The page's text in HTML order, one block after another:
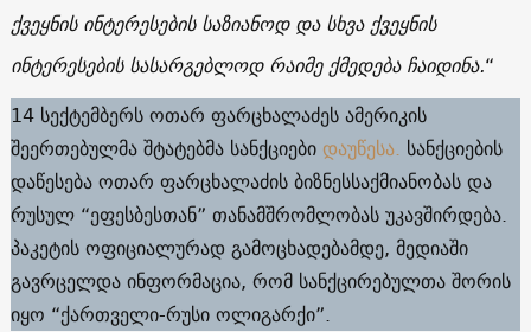
ქვეყნის ინტერესების საზიანოდ და სხვა ქვეყნის
ინტერესების სასარგებლოდ რაიმე ქმედება ჩაიდინა.“
14 სექტემბერს ოთარ ფარცხალაძეს ამერიკის
შეერთებულმა შტატებმა სანქციები დაუწესა. სანქციების
დაწესება ოთარ ფარცხალაძის ბიზნესსაქმიანობას და
რუსულ “ეფესბესთან” თანამშრომლობას უკავშირდება.
პაკეტის ოფიციალურად გამოცხადებამდე, მედიაში
გავრცელდა ინფორმაცია, რომ სანქცირებულთა შორის
იყო “ქართველი-რუსი ოლიგარქი”.